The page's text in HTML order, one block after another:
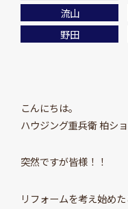
流山
野田
こんにちは。
ハウジング重兵衛 柏シ
突然ですが皆様！！
リフォームを考え始め